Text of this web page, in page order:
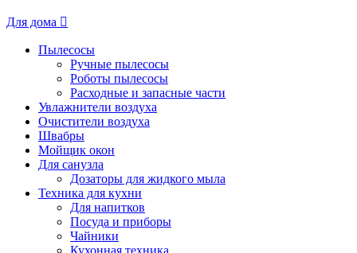
Для дома
Пылесосы
Ручные пылесосы
Роботы пылесосы
Расходные и запасные части
Увлажнители воздуха
Очистители воздуха
Швабры
Мойщик окон
Для санузла
Дозаторы для жидкого мыла
Техника для кухни
Для напитков
Посуда и приборы
Чайники
Кухонная техника